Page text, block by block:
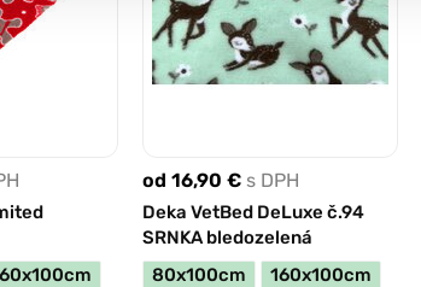
od 16,90 € s DPH
Deka VetBed DeLuxe č.94
SRNKA bledozelená
80x100cm
160x100cm